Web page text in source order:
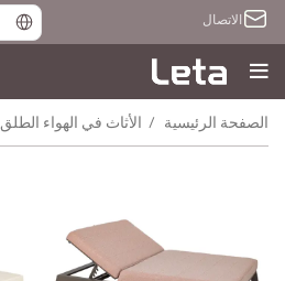
الاتصال
الصفحة الرئيسية الأثاث في الهواء الطلق